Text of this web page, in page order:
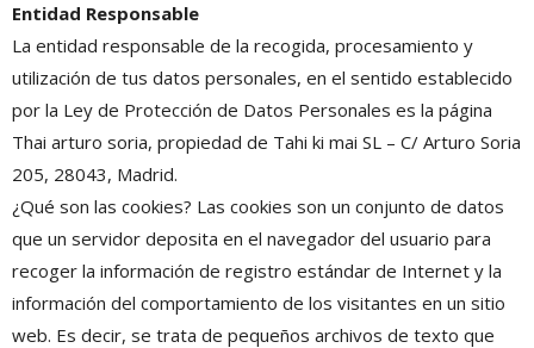
Entidad Responsable
La entidad responsable de la recogida, procesamiento y
utilización de tus datos personales, en el sentido establecido
por la Ley de Protección de Datos Personales es la página
Thai arturo soria, propiedad de Tahi ki mai SL – C/ Arturo Soria
205, 28043, Madrid.
¿Qué son las cookies? Las cookies son un conjunto de datos
que un servidor deposita en el navegador del usuario para
recoger la información de registro estándar de Internet y la
información del comportamiento de los visitantes en un sitio
web. Es decir, se trata de pequeños archivos de texto que